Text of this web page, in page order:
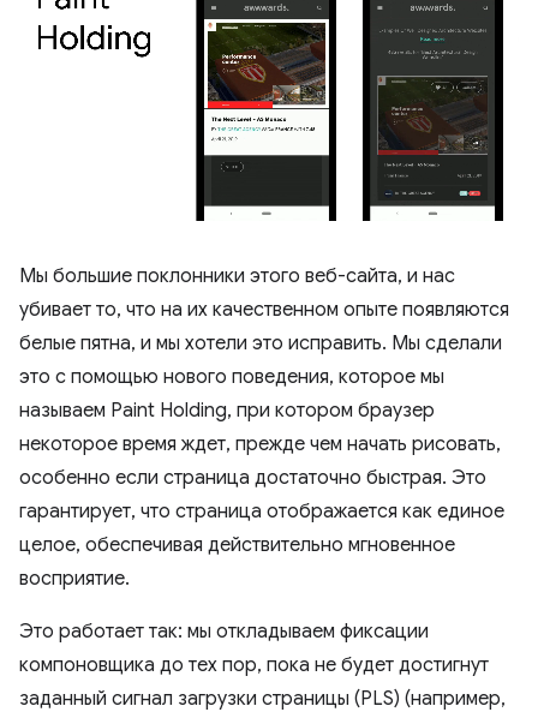
Мы большие поклонники этого веб-сайта, и нас
убивает то, что на их качественном опыте появляются
белые пятна, и мы хотели это исправить. Мы сделали
это с помощью нового поведения, которое мы
называем Paint Holding, при котором браузер
некоторое время ждет, прежде чем начать рисовать,
особенно если страница достаточно быстрая. Это
гарантирует, что страница отображается как единое
целое, обеспечивая действительно мгновенное
восприятие.
Это работает так: мы откладываем фиксации
компоновщика до тех пор, пока не будет достигнут
заданный сигнал загрузки страницы (PLS) (например,